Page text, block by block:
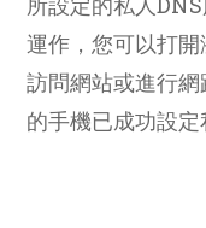
運作，您可以打
訪問網站或進行
的手機已成功設定